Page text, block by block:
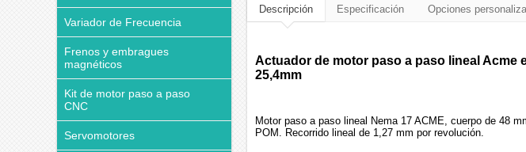
Variador de Frecuencia
Frenos y embragues
magnéticos
Kit de motor paso a paso
CNC
Servomotores
Descripción Especificación Opciones
Actuador de motor paso a paso lineal Acme
25,4mm
Motor paso a paso lineal Nema 17 ACME, cuerpo de 48
POM. Recorrido lineal de 1,27 mm por revolución.